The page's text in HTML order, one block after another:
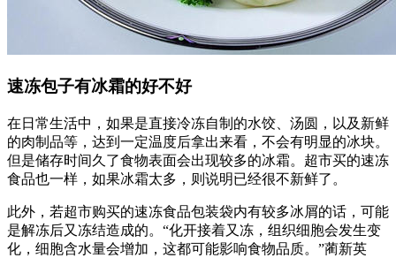
速冻包子有冰霜的好不好
在日常生活中，如果是直接冷冻自制的水饺、汤圆，以及新鲜
的肉制品等，达到一定温度后拿出来看，不会有明显的冰块。
但是储存时间久了食物表面会出现较多的冰霜。超市买的速冻
食品也一样，如果冰霜太多，则说明已经很不新鲜了。
此外，若超市购买的速冻食品包装袋内有较多冰屑的话，可能
是解冻后又冻结造成的。“化开接着又冻，组织细胞会发生变
化，细胞含水量会增加，这都可能影响食物品质。”蔺新英